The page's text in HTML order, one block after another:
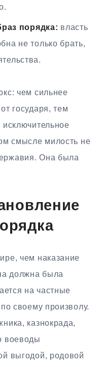
порядка: власть
не только брать,
чем сильнее
государя, тем
смысле милость не
Она была
чем наказание
должна была
на частные
своему произволу.
казнокрада,
воеводы
выгодой, родовой